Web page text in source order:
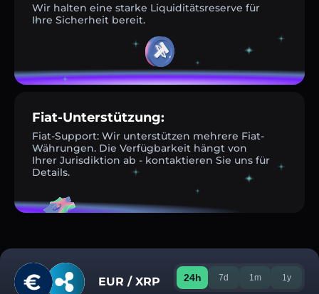
Wir halten eine starke Liquiditätsreserve für
Ihre Sicherheit bereit.
Fiat-Unterstützung:
Fiat-Support: Wir unterstützen mehrere Fiat-
Währungen. Die Verfügbarkeit hängt von
Ihrer Jurisdiktion ab - kontaktieren Sie uns für
Details.
EUR / XRP 24h 7d 1m 1y